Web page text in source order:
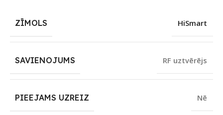
ZĪMOLS HiSmart
SAVIENOJUMS RF uztvērējs
PIEEJAMS UZREIZ Nē